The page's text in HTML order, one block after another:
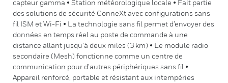
capteur gamma • Station météorologique locale • Fait partie
des solutions de sécurité ConneXt avec configurations sans
fil ISM et Wi-Fi • La technologie sans fil permet d’envoyer des
données en temps réel au poste de commande à une
distance allant jusqu’à deux miles (3 km) • Le module radio
secondaire (Mesh) fonctionne comme un centre de
communication pour d’autres périphériques sans fil •
Appareil renforcé, portable et résistant aux intempéries